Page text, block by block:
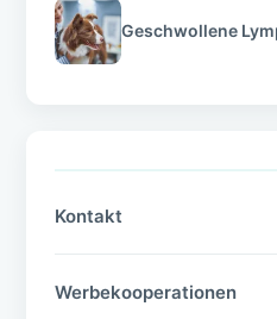
Geschwollene
Kontakt
Werbekooperationen